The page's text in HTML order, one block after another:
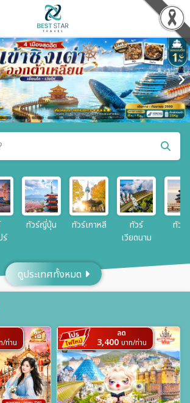
ค้นหาโปรแกรมทัวร์
ร์
ทัวร์ญี่ปุ่น ทัวร์เกาหลี
ทัวร์
เวียดนาม
ทัวร์
ดูประเทศทั้งหมด
/ท่าน
ลด
3,400 บาท/ท่าน